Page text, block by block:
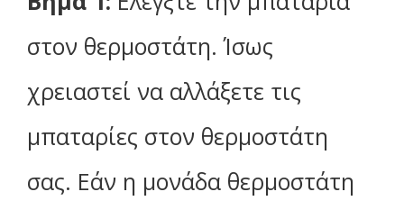
στον θερμοστάτη. Ίσως
χρειαστεί να αλλάξετε τις
μπαταρίες στον θερμοστάτη
σας. Εάν η μονάδα θερμοστάτη